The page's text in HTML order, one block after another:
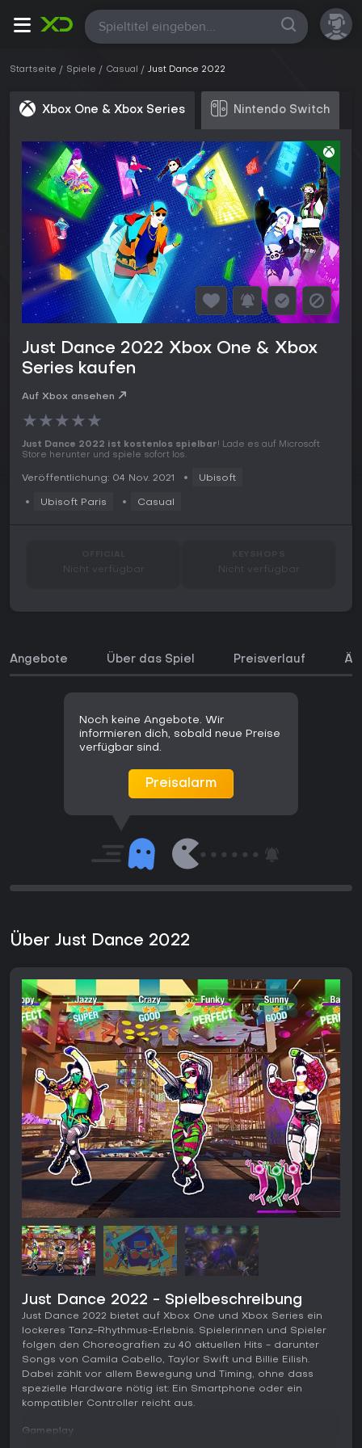
Alle
Startseite Spiele Casual Just Dance 2022
Xbox One & Xbox Series Nintendo Switch
Just Dance 2022 Xbox One & Xbox
Series kaufen
Auf Xbox ansehen
★★★★★
Just Dance 2022 ist kostenlos spielbar! Lade es auf Microsoft
Store herunter und spiele sofort los.
Veröffentlichung: 04 Nov. 2021 Ubisoft
Ubisoft Paris Casual
Nicht verfügbar Nicht verfügbar
Angebote Über das Spiel Preisverlauf
Noch keine Angebote. Wir
informieren dich, sobald neue Preise
verfügbar sind.
Preisalarm
Über Just Dance 2022
Just Dance 2022 - Spielbeschreibung
Just Dance 2022 bietet auf Xbox One und Xbox Series ein
lockeres Tanz-Rhythmus-Erlebnis. Spielerinnen und Spieler
folgen den Choreografien zu 40 aktuellen Hits - darunter
Songs von Camila Cabello, Taylor Swift und Billie Eilish.
Dabei zählt vor allem Bewegung und Timing, ohne dass
spezielle Hardware nötig ist: Ein Smartphone oder ein
kompatibler Controller reicht aus.
Gameplay